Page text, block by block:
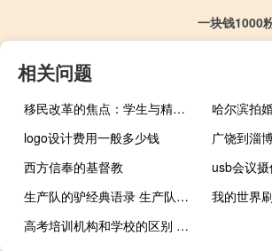
一块钱1000
相关问题
移民改革的焦点：学生与精明雇主的双重利益
logo设计费用一般多少钱
广饶到淄
西方信奉的基督教
usb会议
生产队的驴经典语录 生产队的驴一天干几个小时
我的世界
高考培训机构和学校的区别 高考培训班哪个机构好